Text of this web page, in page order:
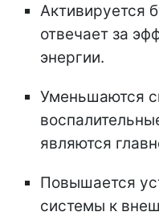
Активируется
отвечает за
энергии.
Уменьшаются
являются
Повышается
системы к